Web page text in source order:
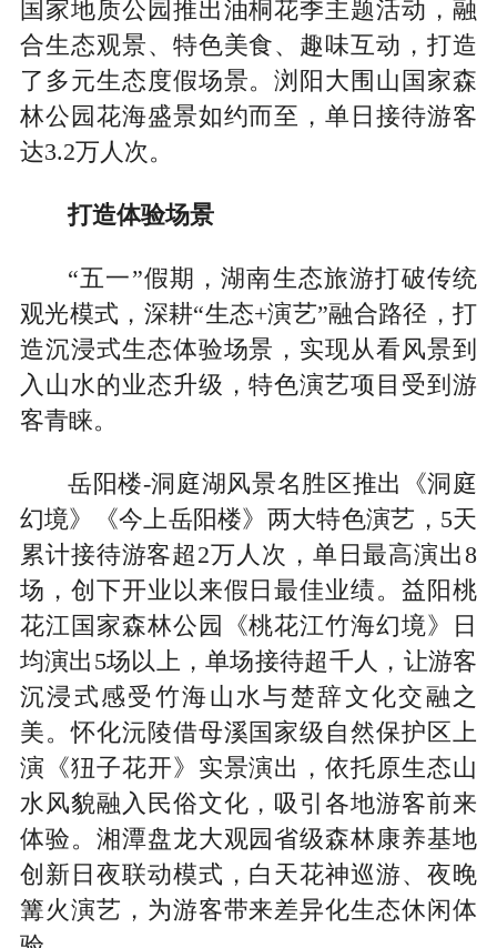
国家地质公园推出油桐花季主题活动，融
合生态观景、特色美食、趣味互动，打造
了多元生态度假场景。浏阳大围山国家森
林公园花海盛景如约而至，单日接待游客
达3.2万人次。
打造体验场景
“五一”假期，湖南生态旅游打破传统
观光模式，深耕“生态+演艺”融合路径，打
造沉浸式生态体验场景，实现从看风景到
入山水的业态升级，特色演艺项目受到游
客青睐。
岳阳楼-洞庭湖风景名胜区推出《洞庭
幻境》《今上岳阳楼》两大特色演艺，5天
累计接待游客超2万人次，单日最高演出8
场，创下开业以来假日最佳业绩。益阳桃
花江国家森林公园《桃花江竹海幻境》日
均演出5场以上，单场接待超千人，让游客
沉浸式感受竹海山水与楚辞文化交融之
美。怀化沅陵借母溪国家级自然保护区上
演《狃子花开》实景演出，依托原生态山
水风貌融入民俗文化，吸引各地游客前来
体验。湘潭盘龙大观园省级森林康养基地
创新日夜联动模式，白天花神巡游、夜晚
篝火演艺，为游客带来差异化生态休闲体